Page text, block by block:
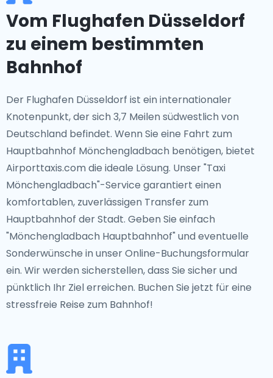
Vom Flughafen Düsseldorf
zu einem bestimmten
Bahnhof
Der Flughafen Düsseldorf ist ein internationaler
Knotenpunkt, der sich 3,7 Meilen südwestlich von
Deutschland befindet. Wenn Sie eine Fahrt zum
Hauptbahnhof Mönchengladbach benötigen, bietet
Airporttaxis.com die ideale Lösung. Unser "Taxi
Mönchengladbach"-Service garantiert einen
komfortablen, zuverlässigen Transfer zum
Hauptbahnhof der Stadt. Geben Sie einfach
"Mönchengladbach Hauptbahnhof" und eventuelle
Sonderwünsche in unser Online-Buchungsformular
ein. Wir werden sicherstellen, dass Sie sicher und
pünktlich Ihr Ziel erreichen. Buchen Sie jetzt für eine
stressfreie Reise zum Bahnhof!